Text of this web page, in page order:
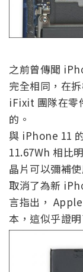
之前曾傳聞
完全相同，在
iFixit 團隊在零
的。
與 iPhone 11
11.67Wh 相比
晶片可以彌補
取消了為新
言指出，
本，這似乎證